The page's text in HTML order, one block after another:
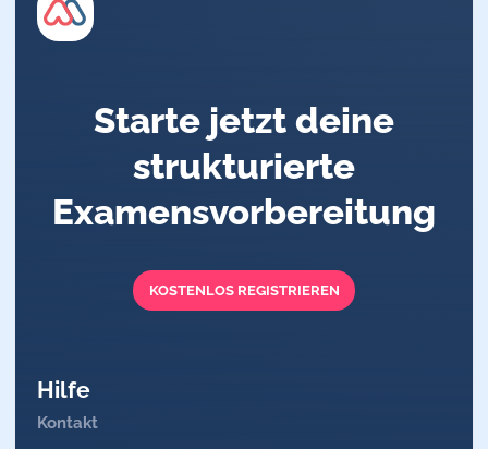
Starte jetzt deine
strukturierte
Examensvorbereitung
KOSTENLOS REGISTRIEREN
Hilfe
Kontakt